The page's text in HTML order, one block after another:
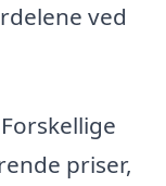
ved
Forskellige
priser,